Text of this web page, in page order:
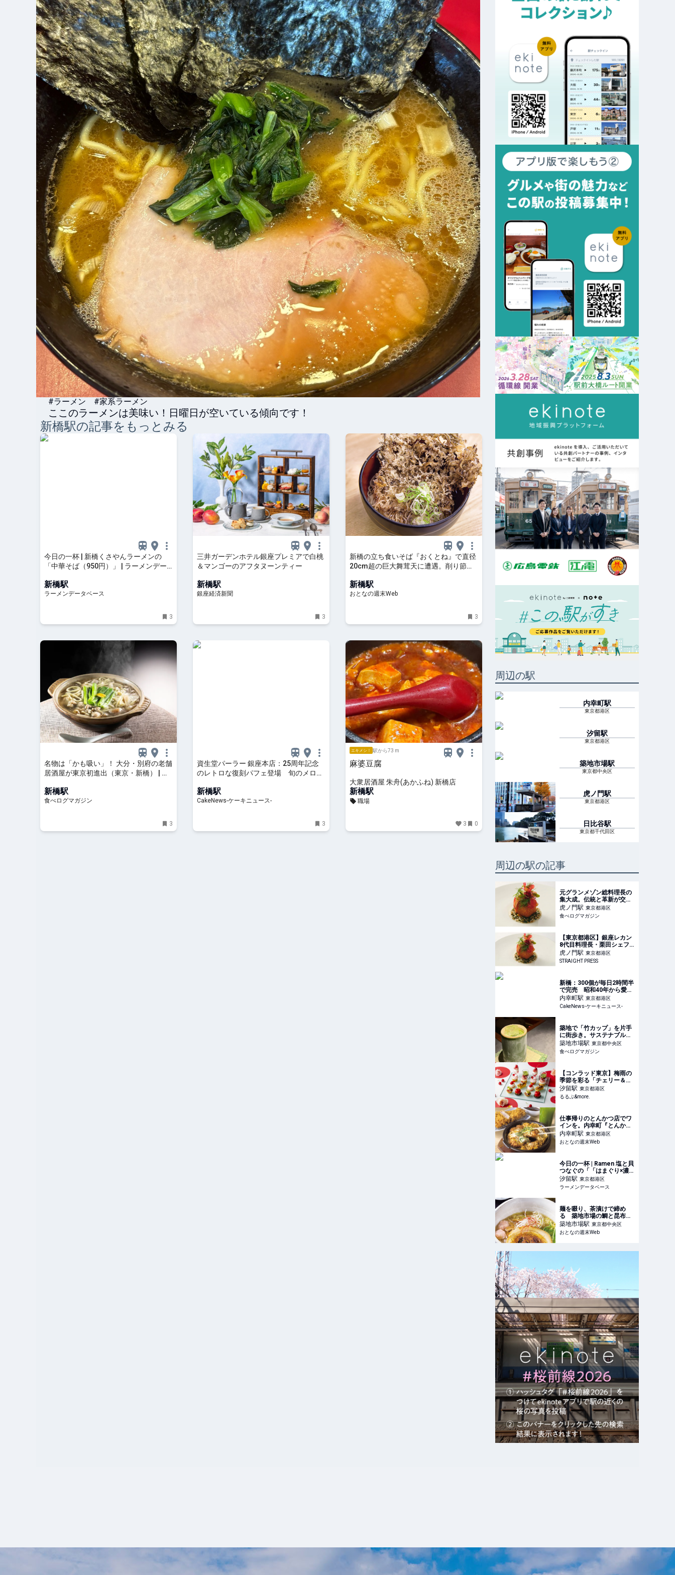
#ラーメン #家系ラーメン
ここのラーメンは美味い！日曜日が空いている傾向です！
新橋駅の記事をもっとみる
今日の一杯 | 新橋くさやんラーメンの
「中華そば（950円）」 | ラーメンデー
新橋駅
ラーメンデータベース
3
三井ガーデンホテル銀座プレミアで白桃
＆マンゴーのアフタヌーンティー
新橋駅
銀座経済新聞
3
新橋の立ち食いそば『おくとね』で直径
20cm超の巨大舞茸天に遭遇。削り節の
新橋駅
おとなの週末Web
3
名物は「かも吸い」！ 大分・別府の老舗
居酒屋が東京初進出（東京・新橋） | 食
新橋駅
食べログマガジン
3
資生堂パーラー 銀座本店：25周年記念
のレトロな復刻パフェ登場 旬のメロン
展開へ
新橋駅
CakeNews-ケーキニュース-
3
エキメシ！ 駅から73 m
麻婆豆腐
大衆居酒屋 朱舟(あかふね) 新橋店
新橋駅
職場
3 0
周辺の駅
内幸町駅
東京都港区
汐留駅
東京都港区
築地市場駅
東京都中央区
虎ノ門駅
東京都港区
日比谷駅
東京都千代田区
周辺の駅の記事
元グランメゾン総料理長の
集大成。伝統と革新が交差
する新たなガストロノミー
（東京・虎ノ門） | 食べロ
グマガジン
虎ノ門駅 東京都港区
食べログマガジン
【東京都港区】銀座レカン
8代目料理長・栗田シェフ
が手掛けるフレンチLa
Traditionが虎ノ門にOPEN
虎ノ門駅 東京都港区
STRAIGHT PRESS
新橋：300個が毎日2時間半
で完売 昭和40年から愛さ
れ続ける「バナナケーキ」
求めて「田村町 木村屋」を
内幸町駅 東京都港区
CakeNews-ケーキニュース-
築地で「竹カップ」を片手
に街歩き。サステナブルな
本格抹茶スタンド（東京・
築地） | 食べログマガジン
築地市場駅 東京都中央区
食べログマガジン
【コンラッド東京】梅雨の
季節を彩る「チェリー＆ロ
ーズ アフタヌーンティー
“ラ・フルール”」｜るるぶ
&more.
汐留駅 東京都港区
るるぶ&more.
仕事帰りのとんかつ店でワ
インを。内幸町『とんかつ
大宝 西新橋店』で夜も極上
ひとり飲み
内幸町駅 東京都港区
おとなの週末Web
今日の一杯 | Ramen 塩と貝
つなぐの「「はまぐり×濃厚
ペースト」塩の魚介らぁめ
ん（1,380円）」 | ラーメン
データベース
汐留駅 東京都港区
ラーメンデータベース
麺を啜り、茶漬けで締め
る 築地市場の鯛と昆布の
ダシが効いた至極の塩ラー
メンが凄すぎる
築地市場駅 東京都中央区
おとなの週末Web